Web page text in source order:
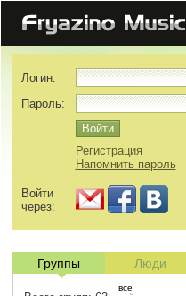
Логин:
Пароль:
Регистрация
Напомнить пароль
Войти
через:
Группы Люди
все